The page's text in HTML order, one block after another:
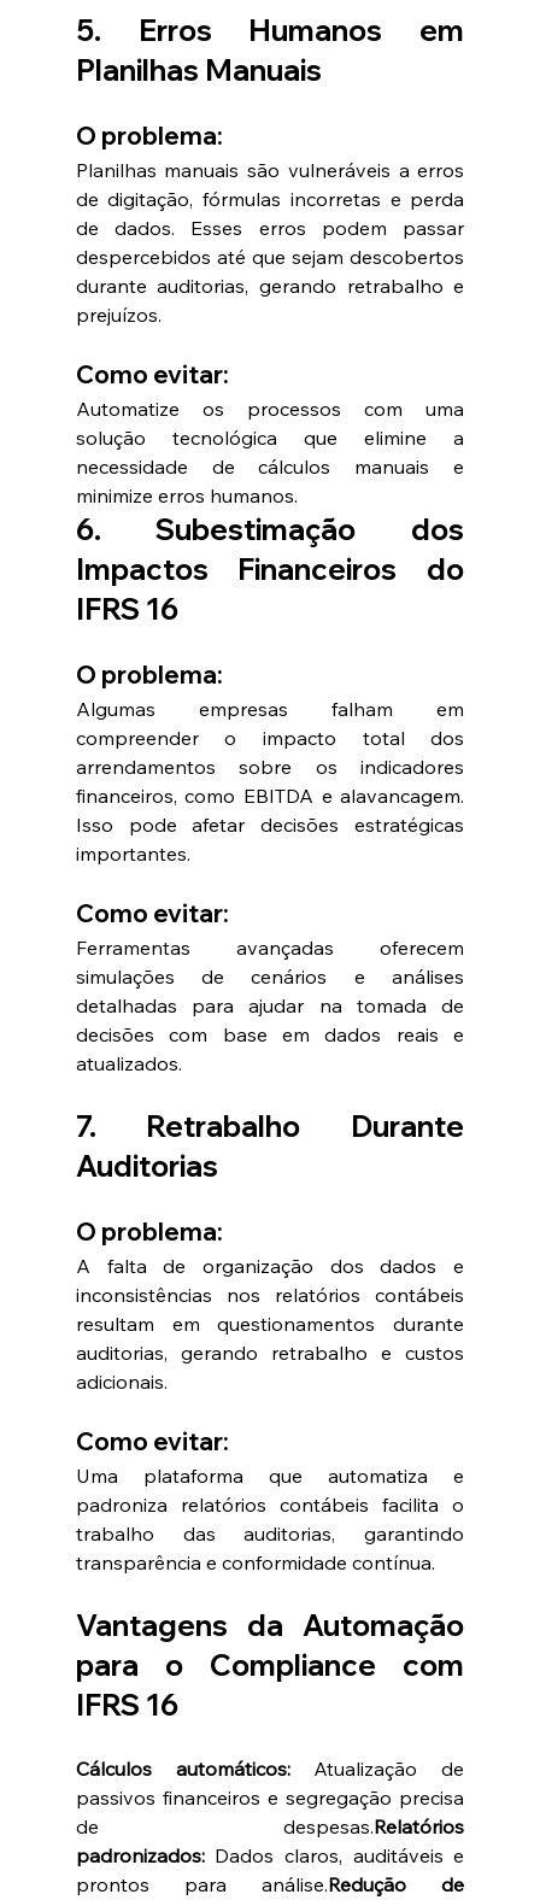
5. Erros Humanos em
Planilhas Manuais
O problema:
Planilhas manuais são vulneráveis a erros
de digitação, fórmulas incorretas e perda
de dados. Esses erros podem passar
despercebidos até que sejam descobertos
durante auditorias, gerando retrabalho e
prejuízos.
Como evitar:
Automatize os processos com uma
solução tecnológica que elimine a
necessidade de cálculos manuais e
minimize erros humanos.
6. Subestimação dos
Impactos Financeiros do
IFRS 16
O problema:
Algumas empresas falham em
compreender o impacto total dos
arrendamentos sobre os indicadores
financeiros, como EBITDA e alavancagem.
Isso pode afetar decisões estratégicas
importantes.
Como evitar:
Ferramentas avançadas oferecem
simulações de cenários e análises
detalhadas para ajudar na tomada de
decisões com base em dados reais e
atualizados.
7. Retrabalho Durante
Auditorias
O problema:
A falta de organização dos dados e
inconsistências nos relatórios contábeis
resultam em questionamentos durante
auditorias, gerando retrabalho e custos
adicionais.
Como evitar:
Uma plataforma que automatiza e
padroniza relatórios contábeis facilita o
trabalho das auditorias, garantindo
transparência e conformidade contínua.
Vantagens da Automação
para o Compliance com
IFRS 16
Cálculos automáticos: Atualização de
passivos financeiros e segregação precisa
de despesas.Relatórios
padronizados: Dados claros, auditáveis e
prontos para análise.Redução de